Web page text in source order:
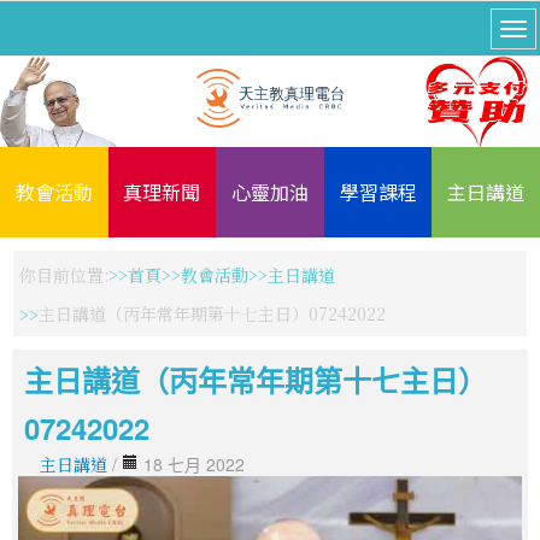
教會活動 真理新聞 心靈加油 學習課程 主日講道
你目前位置: 首頁 教會活動
主日講道
主日講道（丙年常年期第十七主日）07242022
主日講道（丙年常年期第十七主日）
07242022
主日講道 / 18 七月 2022